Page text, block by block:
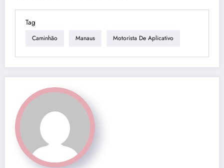
Tag
Caminhão Manaus Motorista De Aplicativo